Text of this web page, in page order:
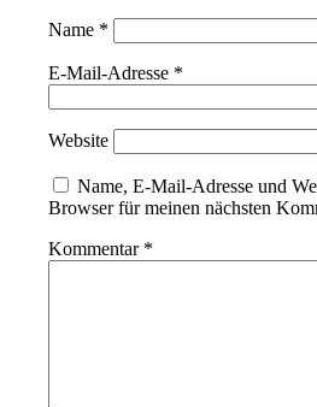
Name *
E-Mail-Adresse *
Website
Name, E-Mail-Adresse und
Browser für meinen nächsten
Kommentar *